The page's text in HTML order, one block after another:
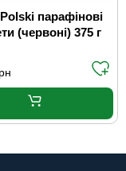
парафінові
(червоні) 375 г